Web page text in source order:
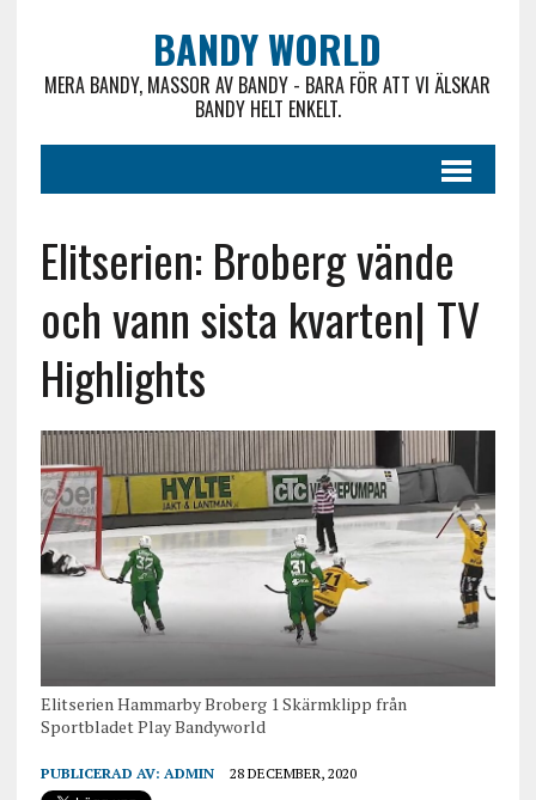
BANDY WORLD
MERA BANDY, MASSOR AV BANDY - BARA FÖR ATT VI ÄLSKAR
BANDY HELT ENKELT.
Elitserien: Broberg vände
och vann sista kvarten| TV
Highlights
Elitserien Hammarby Broberg 1 Skärmklipp från
Sportbladet Play Bandyworld
PUBLICERAD AV: ADMIN 28 DECEMBER, 2020